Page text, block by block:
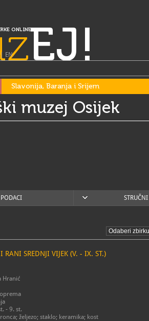
ONLINEEJ!
EN
Slavonija, Baranja i Srijem
muzej Osijek
RANI SREDNJI VIJEK (V. - IX. ST.)
Hranić
- 9. st.
željezo; staklo; keramika; kost